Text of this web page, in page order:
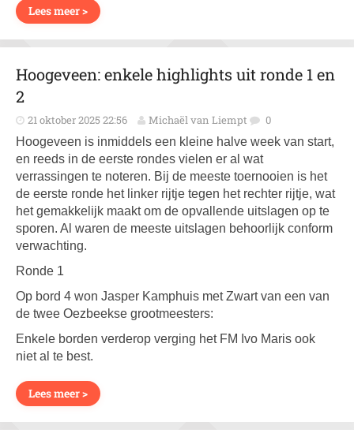
Lees meer >
Hoogeveen: enkele highlights uit ronde 1 en
2
21 oktober 2025 22:56 Michaël van Liempt 0
Hoogeveen is inmiddels een kleine halve week van start,
en reeds in de eerste rondes vielen er al wat
verrassingen te noteren. Bij de meeste toernooien is het
de eerste ronde het linker rijtje tegen het rechter rijtje, wat
het gemakkelijk maakt om de opvallende uitslagen op te
sporen. Al waren de meeste uitslagen behoorlijk conform
verwachting.
Ronde 1
Op bord 4 won Jasper Kamphuis met Zwart van een van
de twee Oezbeekse grootmeesters:
Enkele borden verderop verging het FM Ivo Maris ook
niet al te best.
Lees meer >